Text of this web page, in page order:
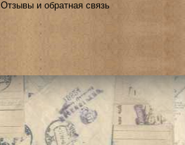
Отзывы и обратная связь